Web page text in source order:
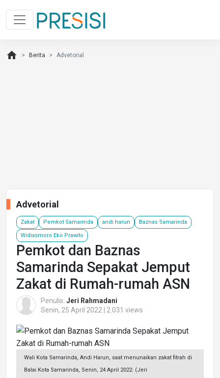
home Berita Advetorial
Advetorial
Zakat Pemkot Samarinda andi harun Baznas Samarinda
Widiasmoro Eko Prawito
Pemkot dan Baznas
Samarinda Sepakat Jemput
Zakat di Rumah-rumah ASN
Penulis: Jeri Rahmadani
Senin, 25 April 2022 | 2.031 views
Wali Kota Samarinda, Andi Harun, saat menunaikan zakat fitrah di
Balai Kota Samarinda, Senin, 24 April 2022. (Jeri